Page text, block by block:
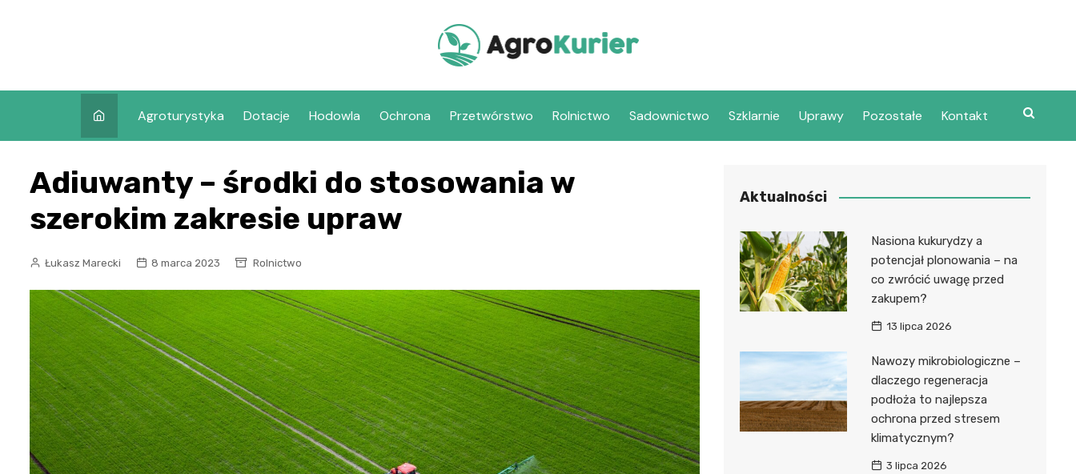
Agroturystyka Dotacje Hodowla Ochrona Przetwórstwo Rolnictwo Sadownictwo Szklarnie Uprawy Pozostałe Kontakt
Adiuwanty – środki do stosowania w
szerokim zakresie upraw
Łukasz Marecki 8 marca 2023 Rolnictwo
Aktualności
Nasiona kukurydzy a
potencjał plonowania – na
co zwrócić uwagę przed
zakupem?
13 lipca 2026
Nawozy mikrobiologiczne –
dlaczego regeneracja
podłoża to najlepsza
ochrona przed stresem
klimatycznym?
3 lipca 2026